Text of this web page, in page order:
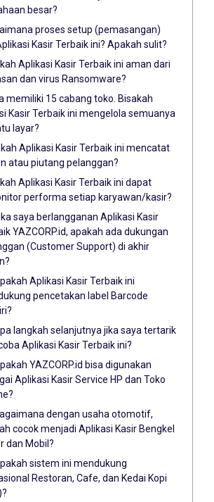
besar?
proses setup (pemasangan)
Kasir Terbaik ini? Apakah sulit?
Aplikasi Kasir Terbaik ini aman dari
dan virus Ransomware?
memiliki 15 cabang toko. Bisakah
Kasir Terbaik ini mengelola semuanya
layar?
Aplikasi Kasir Terbaik ini mencatat
atau piutang pelanggan?
Aplikasi Kasir Terbaik ini dapat
performa setiap karyawan/kasir?
saya berlangganan Aplikasi Kasir
YAZCORP.id, apakah ada dukungan
(Customer Support) di akhir
Aplikasi Kasir Terbaik ini
pencetakan label Barcode
langkah selanjutnya jika saya tertarik
Aplikasi Kasir Terbaik ini?
YAZCORP.id bisa digunakan
Aplikasi Kasir Service HP dan Toko
dengan usaha otomotif,
cocok menjadi Aplikasi Kasir Bengkel
dan Mobil?
sistem ini mendukung
Restoran, Cafe, dan Kedai Kopi